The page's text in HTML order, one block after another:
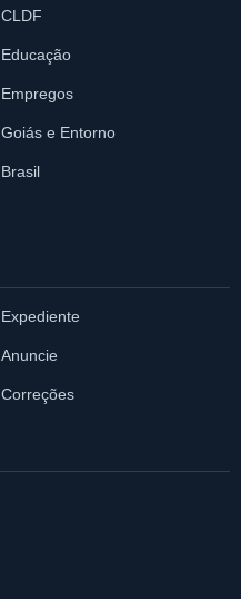
CLDF
Educação
Empregos
Goiás e Entorno
Brasil
Expediente
Anuncie
Correções